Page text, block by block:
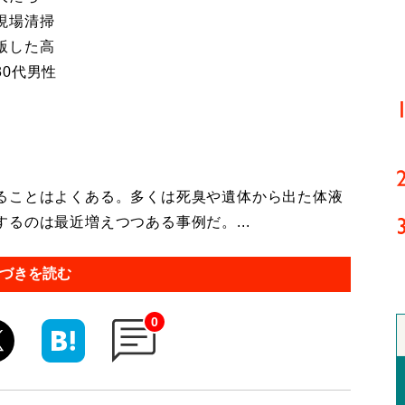
場清掃
した高
代男性
とはよくある。多くは死臭や遺体から出た体液
るのは最近増えつつある事例だ。...
きを読む
0